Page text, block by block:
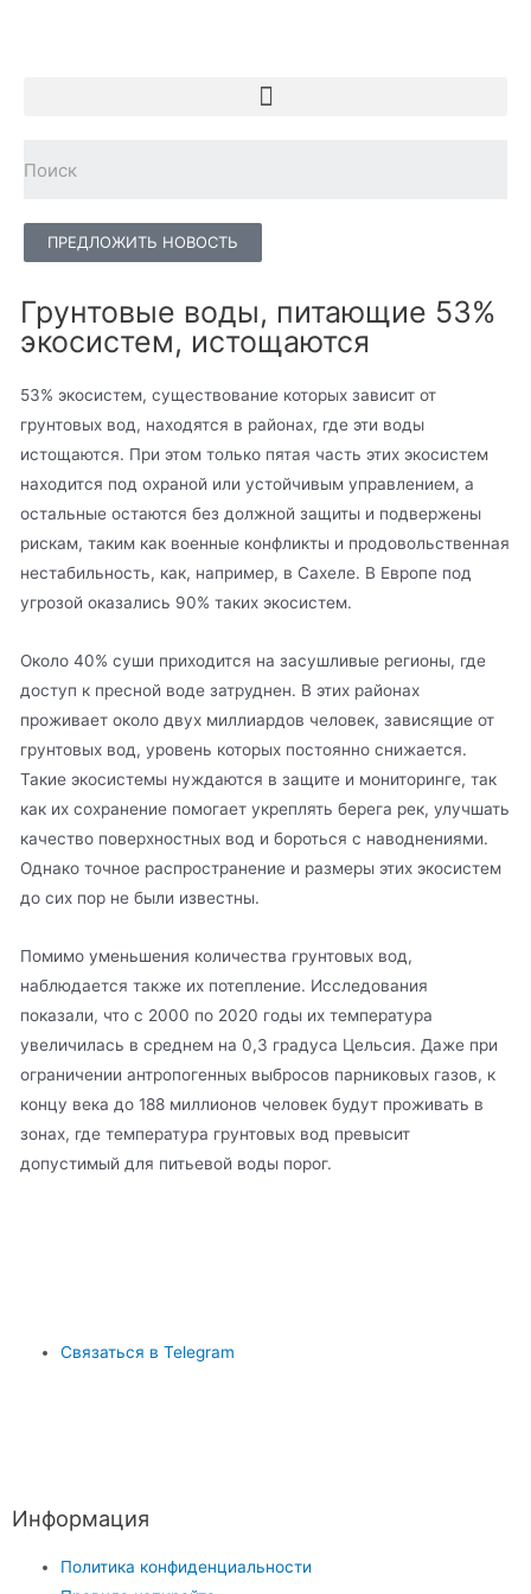
ПРЕДЛОЖИТЬ НОВОСТЬ
Грунтовые воды, питающие 53%
экосистем, истощаются
53% экосистем, существование которых зависит от
грунтовых вод, находятся в районах, где эти воды
истощаются. При этом только пятая часть этих экосистем
находится под охраной или устойчивым управлением, а
остальные остаются без должной защиты и подвержены
рискам, таким как военные конфликты и продовольственная
нестабильность, как, например, в Сахеле. В Европе под
угрозой оказались 90% таких экосистем.
Около 40% суши приходится на засушливые регионы, где
доступ к пресной воде затруднен. В этих районах
проживает около двух миллиардов человек, зависящие от
грунтовых вод, уровень которых постоянно снижается.
Такие экосистемы нуждаются в защите и мониторинге, так
как их сохранение помогает укреплять берега рек, улучшать
качество поверхностных вод и бороться с наводнениями.
Однако точное распространение и размеры этих экосистем
до сих пор не были известны.
Помимо уменьшения количества грунтовых вод,
наблюдается также их потепление. Исследования
показали, что с 2000 по 2020 годы их температура
увеличилась в среднем на 0,3 градуса Цельсия. Даже при
ограничении антропогенных выбросов парниковых газов, к
концу века до 188 миллионов человек будут проживать в
зонах, где температура грунтовых вод превысит
допустимый для питьевой воды порог.
Связаться в Telegram
Информация
Политика конфиденциальности